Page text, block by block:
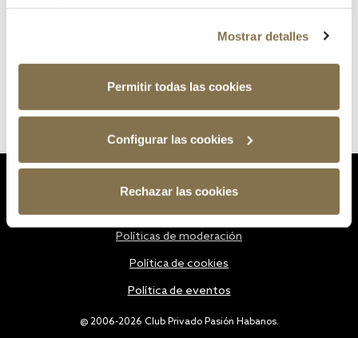
Mostrar detalles
Permitir todas las cookies
Configurar las cookies
Rechazar las cookies
@ 2006-2026 Club Privado Pasión Habanos.
Políticas de moderación
Política de cookies
Política de eventos